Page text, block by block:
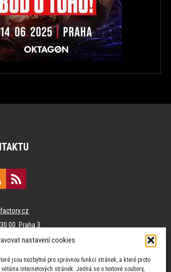
nastavení cookies
jsou nezbytné pro správnou funkci stránek, a které proto
internetových stránek. Jedná se o textové soubory,
00 Praha 3